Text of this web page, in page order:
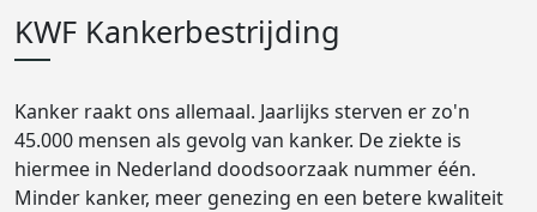
KWF Kankerbestrijding
Kanker raakt ons allemaal. Jaarlijks sterven er zo'n
45.000 mensen als gevolg van kanker. De ziekte is
hiermee in Nederland doodsoorzaak nummer één.
Minder kanker, meer genezing en een betere kwaliteit